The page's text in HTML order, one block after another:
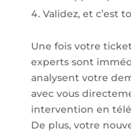
Validez, et c’est
Une fois votre
experts sont
analysent votre
avec vous
intervention en
De plus, votre